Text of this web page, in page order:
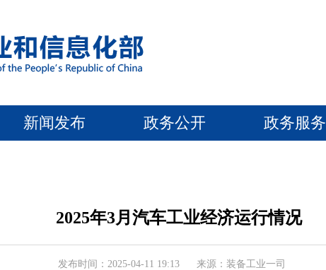
新闻发布 政务公开 政务服务
2025年3月汽车工业经济运行情况
发布时间：2025-04-11 19:13 来源：装备工业一司